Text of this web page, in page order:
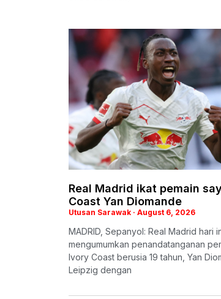
Real Madrid ikat pemain
Coast Yan Diomande
Utusan Sarawak August 6, 2026
MADRID, Sepanyol: Real Madrid hari
mengumumkan penandatanganan
Ivory Coast berusia 19 tahun, Yan
Leipzig dengan